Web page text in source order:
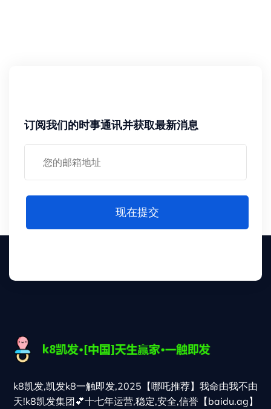
订阅我们的时事通讯并获取最新消息
现在提交
k8凯发,凯发k8一触即发,2025【哪吒推荐】我命由我不由
天!k8凯发集团💕十七年运营,稳定,安全,信誉【baidu.ag】